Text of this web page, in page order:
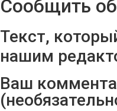
Сообщить
Текст,
нашим
Ваш